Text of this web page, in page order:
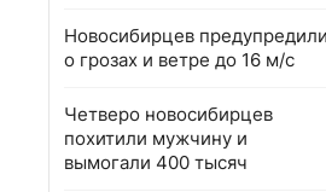
Новосибирцев предупредили
о грозах и ветре до 16 м/с
Четверо новосибирцев
похитили мужчину и
вымогали 400 тысяч